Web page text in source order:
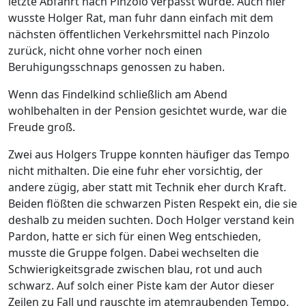
wusste Holger Rat, man fuhr dann einfach mit dem
nächsten öffentlichen Verkehrsmittel nach Pinzolo
zurück, nicht ohne vorher noch einen
Beruhigungsschnaps genossen zu haben.
Wenn das Findelkind schließlich am Abend
wohlbehalten in der Pension gesichtet wurde, war die
Freude groß.
Zwei aus Holgers Truppe konnten häufiger das Tempo
nicht mithalten. Die eine fuhr eher vorsichtig, der
andere zügig, aber statt mit Technik eher durch Kraft.
Beiden flößten die schwarzen Pisten Respekt ein, die sie
deshalb zu meiden suchten. Doch Holger verstand kein
Pardon, hatte er sich für einen Weg entschieden,
musste die Gruppe folgen. Dabei wechselten die
Schwierigkeitsgrade zwischen blau, rot und auch
schwarz. Auf solch einer Piste kam der Autor dieser
Zeilen zu Fall und rauschte im atemraubenden Tempo,